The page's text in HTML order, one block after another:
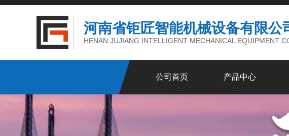
河南省钜匠智能机械设备有限公
HENAN JUJIANG INTELLIGENT MECHANICAL EQUIPMENT
公司首页 产品中心